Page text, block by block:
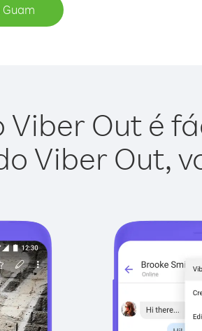
Out é
Viber Out,